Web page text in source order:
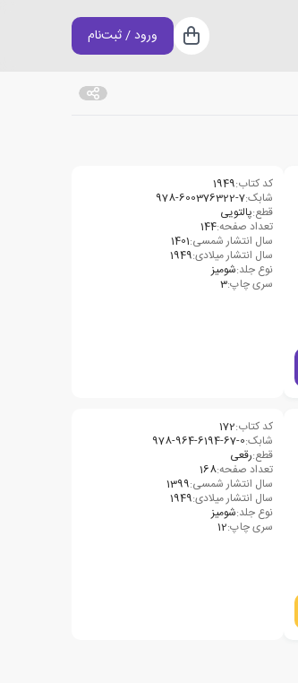
سبد خرید
ورود / ثبت‌نام
کد کتاب:1949
شابک:978-600376322-7
قطع:پالتویی
تعداد صفحه:144
سال انتشار شمسی:1401
سال انتشار میلادی:1949
نوع جلد:شومیز
سری چاپ:3
کد کتاب:172
شابک:978-964-6194-67-0
قطع:رقعی
تعداد صفحه:168
سال انتشار شمسی:1399
سال انتشار میلادی:1949
نوع جلد:شومیز
سری چاپ:12